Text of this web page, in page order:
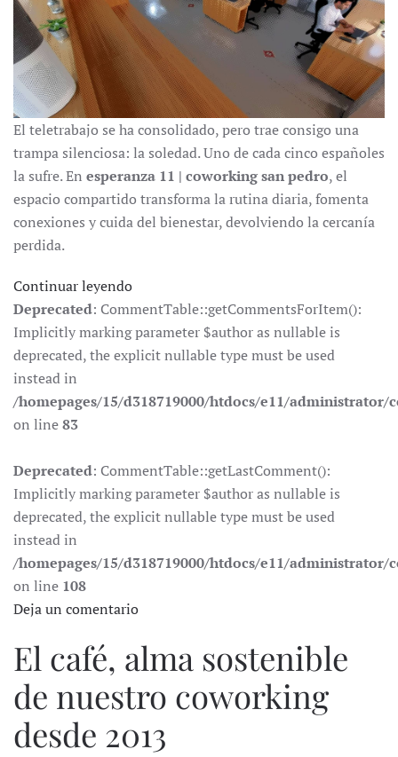
El teletrabajo se ha consolidado, pero trae consigo una
trampa silenciosa: la soledad. Uno de cada cinco españoles
la sufre. En esperanza 11 | coworking san pedro, el
espacio compartido transforma la rutina diaria, fomenta
conexiones y cuida del bienestar, devolviendo la cercanía
perdida.
Continuar leyendo
Deprecated: CommentTable::getCommentsForItem():
Implicitly marking parameter $author as nullable is
deprecated, the explicit nullable type must be used
instead in
/homepages/15/d318719000/htdocs/e11/
on line83
Deprecated: CommentTable::getLastComment():
Implicitly marking parameter $author as nullable is
deprecated, the explicit nullable type must be used
instead in
/homepages/15/d318719000/htdocs/e11/
on line 108
Deja un comentario
El café, alma sostenible
de nuestro coworking
desde 2013